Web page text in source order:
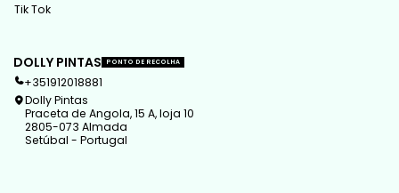
Tik Tok
DOLLY PINTAS PONTO DE RECOLHA
+351912018881
Dolly Pintas
Praceta de Angola, 15 A, loja 10
2805-073 Almada
Setúbal - Portugal